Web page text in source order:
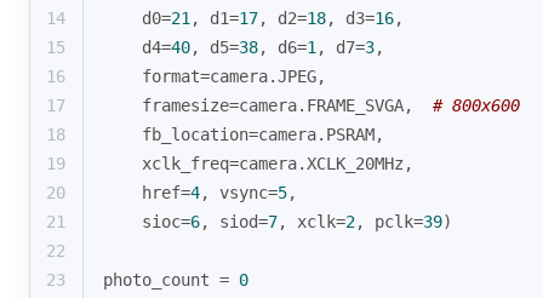
14
    d0=
21 , d1=17, d2=18, d3=16,
15
    d4=
40, d5=38, d6=1 , d7=3,
16
format=camera.JPEG,
17
    framesize=camera.FRAME_SVGA,
# 800x600
18
    fb_location=camera.PSRAM,
19
    xclk_freq=camera.XCLK_20MHz,
20
    href=
4, vsync=5,
21
    sioc=
6, siod=7, xclk=2, pclk=39)
22
23
photo_count = 0